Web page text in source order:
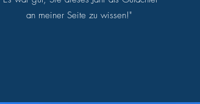
an meiner Seite zu wissen!"